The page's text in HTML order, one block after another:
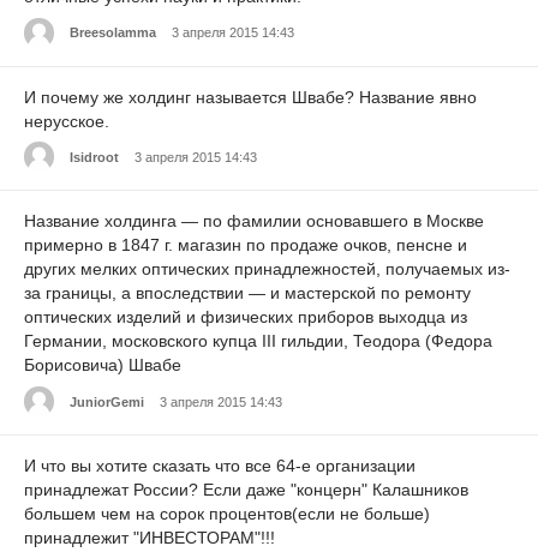
Breesolamma 3 апреля 2015 14:43
И почему же холдинг называется Швабе? Название явно
нерусское.
Isidroot 3 апреля 2015 14:43
Название холдинга — по фамилии основавшего в Москве
примерно в 1847 г. магазин по продаже очков, пенсне и
других мелких оптических принадлежностей, получаемых из-
за границы, а впоследствии — и мастерской по ремонту
оптических изделий и физических приборов выходца из
Германии, московского купца III гильдии, Теодора (Федора
Борисовича) Швабе
JuniorGemi 3 апреля 2015 14:43
И что вы хотите сказать что все 64-е организации
принадлежат России? Если даже "концерн" Калашников
большем чем на сорок процентов(если не больше)
принадлежит "ИНВЕСТОРАМ"!!!